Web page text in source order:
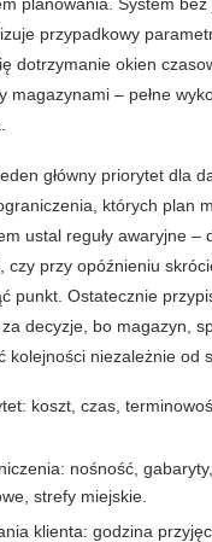
przypadkowy
dotrzymanie okien
magazynami – pełne
główny priorytet dla
których plan
ustal reguły awaryjne –
czy przy opóźnieniu
punkt. Ostatecznie
decyzje, bo magazyn,
kolejności niezależnie od
koszt, czas,
nośność, gabaryty,
strefy miejskie.
klienta: godzina